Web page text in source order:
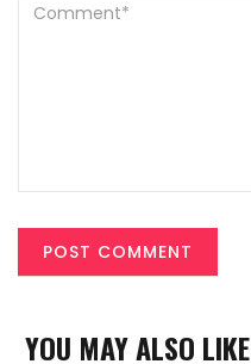
YOU MAY ALSO LIKE